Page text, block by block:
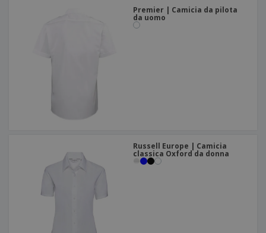
Premier | Camicia da pilota
da uomo
Russell Europe | Camicia
classica Oxford da donna